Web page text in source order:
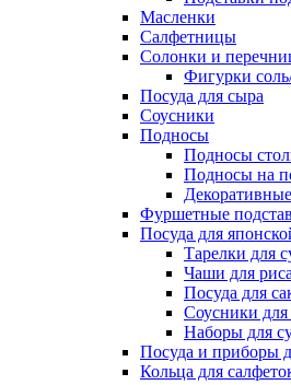
Масленки
Салфетницы
Солонки и
Фигурки
Посуда для сыра
Соусники
Подносы
Подносы
Подносы на
Фуршетные
Посуда для
Тарелки для
Чаши для
Посуда для
Соусники
Наборы для
Посуда и приборы
Кольца для